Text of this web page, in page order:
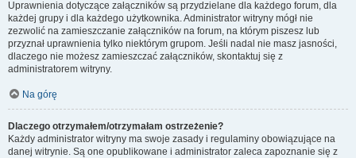
Uprawnienia dotyczące załączników są przydzielane dla każdego forum, dla
każdej grupy i dla każdego użytkownika. Administrator witryny mógł nie
zezwolić na zamieszczanie załączników na forum, na którym piszesz lub
przyznał uprawnienia tylko niektórym grupom. Jeśli nadal nie masz jasności,
dlaczego nie możesz zamieszczać załączników, skontaktuj się z
administratorem witryny.
Na górę
Dlaczego otrzymałem/otrzymałam ostrzeżenie?
Każdy administrator witryny ma swoje zasady i regulaminy obowiązujące na
danej witrynie. Są one opublikowane i administrator zaleca zapoznanie się z